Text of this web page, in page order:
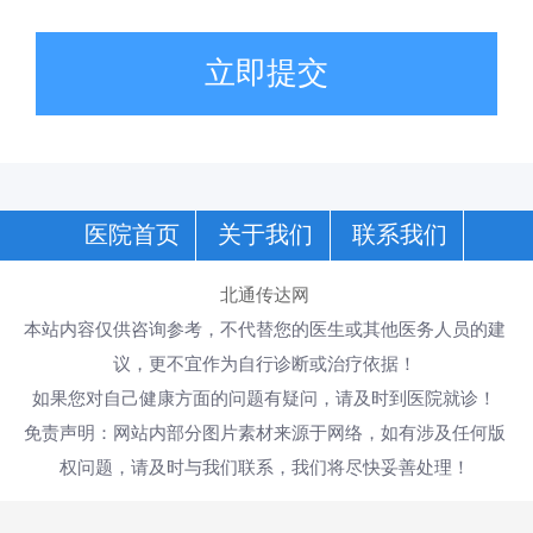
立即提交
医院首页 关于我们 联系我们
北通传达网
本站内容仅供咨询参考，不代替您的医生或其他医务人员的建
议，更不宜作为自行诊断或治疗依据！
如果您对自己健康方面的问题有疑问，请及时到医院就诊！
免责声明：网站内部分图片素材来源于网络，如有涉及任何版
权问题，请及时与我们联系，我们将尽快妥善处理！